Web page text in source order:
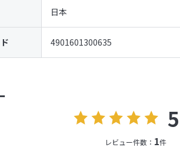
日本
4901601300635
レビュー件数： 1件